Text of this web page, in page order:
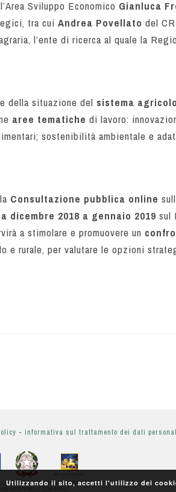
Sviluppo Economico Gianluca
tra cui Andrea Povellato del
l’ente di ricerca al quale la
e della situazione del sistema
aree tematiche di lavoro:
sostenibilità ambientale e
Consultazione pubblica online
dicembre 2018 a gennaio 2019 sul
a stimolare e promuovere un
rurale, per valutare le opzioni
- informativa sul trattamento dei dati
Utilizzando il sito, accetti l'utilizzo dei